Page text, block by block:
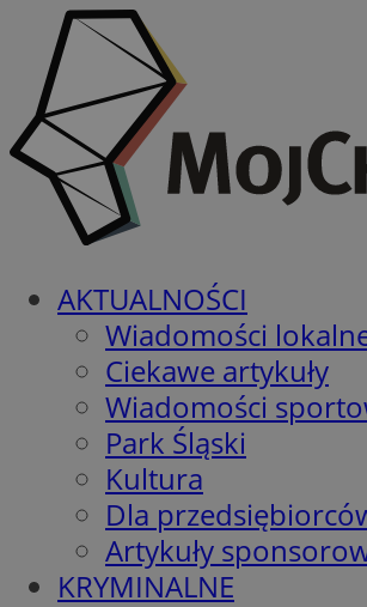
AKTUALNOŚCI
Wiadomości
Ciekawe artykuły
Wiadomości
Park Śląski
Kultura
Dla
Artykuły
KRYMINALNE